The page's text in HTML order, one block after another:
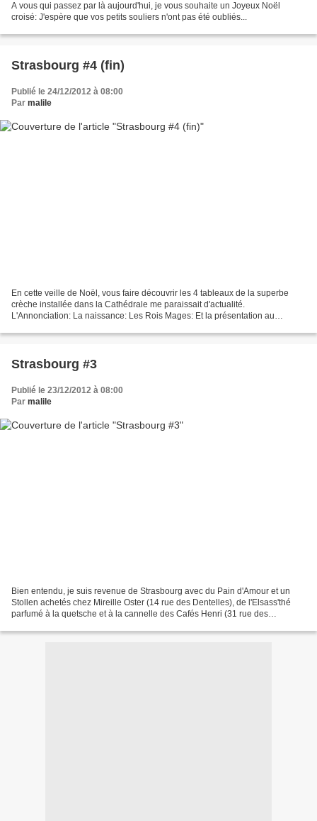
A vous qui passez par là aujourd'hui, je vous souhaite un Joyeux Noël
croisé: J'espère que vos petits souliers n'ont pas été oubliés...
Strasbourg #4 (fin)
Publié le 24/12/2012 à 08:00
Par malile
En cette veille de Noël, vous faire découvrir les 4 tableaux de la superbe
crèche installée dans la Cathédrale me paraissait d'actualité.
L'Annonciation: La naissance: Les Rois Mages: Et la présentation au
Strasbourg #3
Publié le 23/12/2012 à 08:00
Par malile
Bien entendu, je suis revenue de Strasbourg avec du Pain d'Amour et un
Stollen achetés chez Mireille Oster (14 rue des Dentelles), de l'Elsass'thé
parfumé à la quetsche et à la cannelle des Cafés Henri (31 rue des